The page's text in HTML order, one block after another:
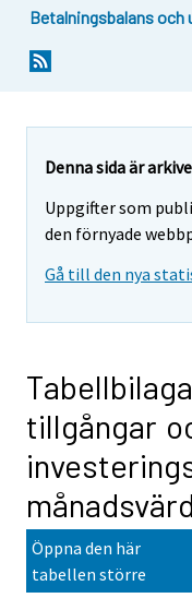
Betalningsbalans och
Denna sida är
Uppgifter som
den förnyade
Gå till den nya
tillgångar
Öppna den här
tabellen större